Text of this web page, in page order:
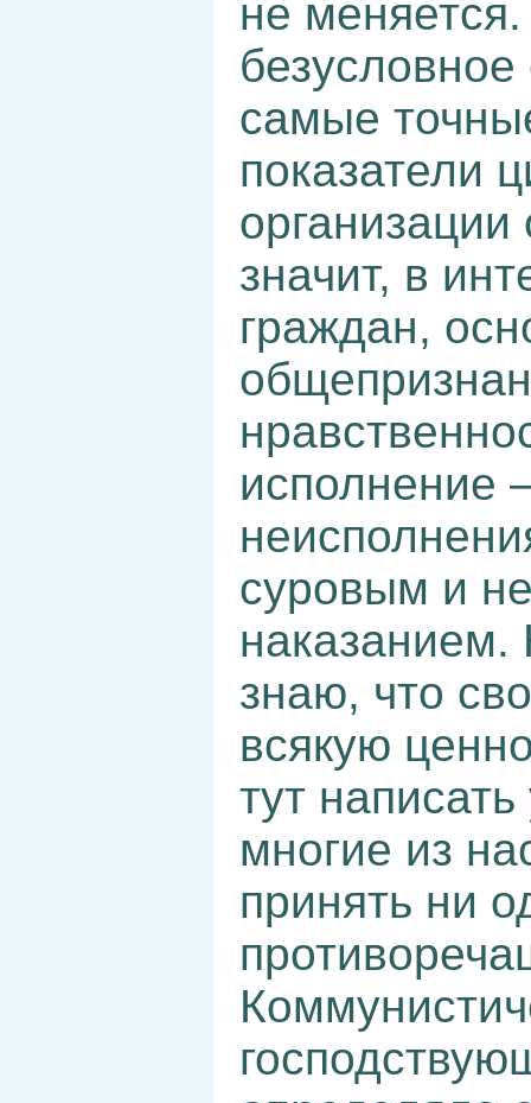
не
самые
показатели
значит, в
граждан,
исполнение
суровым и
наказанием.
знаю, что
всякую
тут
многие из
принять ни